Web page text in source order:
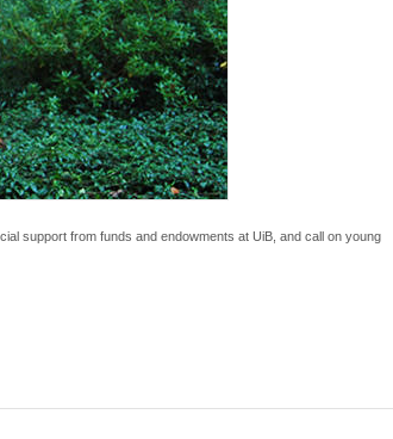
support from funds and endowments at UiB, and call on young